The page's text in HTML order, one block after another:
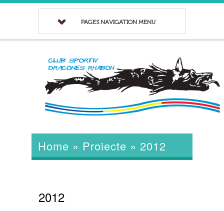
PAGES NAVIGATION MENU
Home » Proiecte » 2012
2012